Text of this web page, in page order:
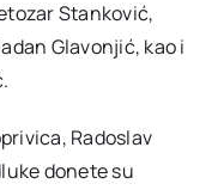
Stanković,
Glavonjić, kao i
Radoslav
donete su